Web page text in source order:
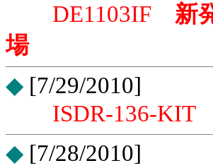
DE1103IF 新
場
◆ [7/29/2010]
ISDR-136-KIT
◆ [7/28/2010]